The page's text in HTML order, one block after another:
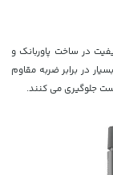
در ساخت پاوربانک و
جامپ استارتر Baseus Reboost Jump Starter CRJS02-A0G بسیار در برابر ضربه مقاوم
جلوگیری می کنند.